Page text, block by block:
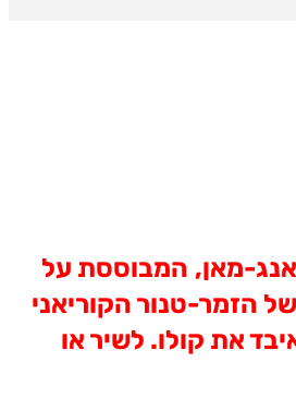
מאן, המבוססת על
הזמר-טנור הקוריאני
את קולו. לשיר או